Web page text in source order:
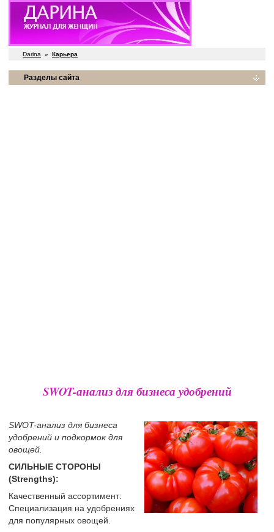
Darina » Карьера
Разделы сайта
SWOT-анализ для бизнеса удобрений
SWOT-анализ для бизнеса
удобрений и подкормок для
овощей.
СИЛЬНЫЕ СТОРОНЫ
(Strengths):
Качественный ассортимент:
Специализация на удобрениях
для популярных овощей.